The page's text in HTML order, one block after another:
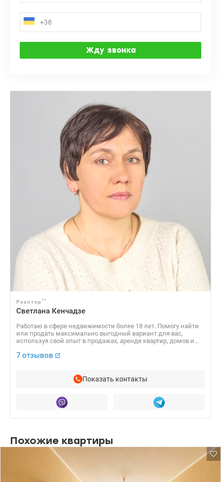
Риэлтор **
Светлана Кенчадзе
Работаю в сфере недвижимости более 18 лет. Помогу найти
или продать максимально выгодный вариант для вас,
используя свой опыт в продажах, аренде квартир, домов и
7 отзывов
Показать контакты
Похожие квартиры